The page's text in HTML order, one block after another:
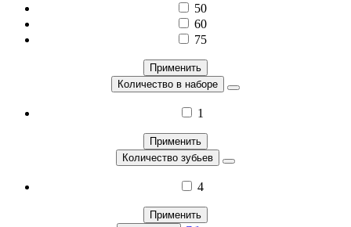
50
60
75
Применить
Количество в наборе
1
Применить
Количество зубьев
4
Применить